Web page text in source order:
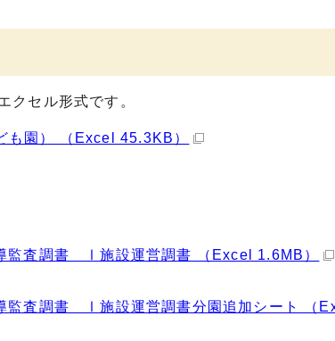
クセル形式です。
も園） （Excel 45.3KB）
監査調書 Ⅰ施設運営調書 （Excel 1.6MB）
監査調書 Ⅰ施設運営調書分園追加シート （